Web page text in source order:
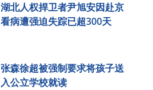
湖北人权捍卫者尹旭安因赴京
看病遭强迫失踪已超300天
张森徐超被强制要求将孩子送
入公立学校就读